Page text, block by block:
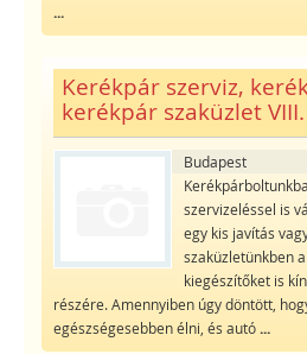
...
Kerékpár szerviz,
kerékpár szaküzlet
Budapest
szervizeléssel is
egy kis javítás
szaküzletünkben
kiegészítőket is
részére. Amennyiben úgy döntött,
egészségesebben élni, és autó...